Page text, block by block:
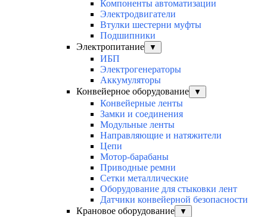
Компоненты автоматизации
Электродвигатели
Втулки шестерни муфты
Подшипники
Электропитание
▼
ИБП
Электрогенераторы
Аккумуляторы
Конвейерное оборудование
▼
Конвейерные ленты
Замки и соединения
Модульные ленты
Направляющие и натяжители
Цепи
Мотор-барабаны
Приводные ремни
Сетки металлические
Оборудование для стыковки лент
Датчики конвейерной безопасности
Крановое оборудование
▼